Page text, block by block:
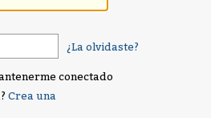
¿La olvidaste?
conectado
Crea una